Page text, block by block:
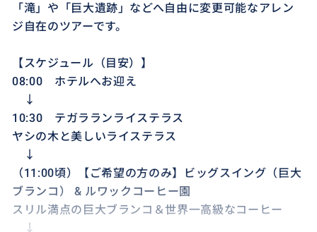
「滝」や「巨大遺跡」などへ自由に変更可能なアレン
ジ自在のツアーです。
【スケジュール（目安）】
08:00 ホテルへお迎え
↓
10:30 テガラランライステラス
ヤシの木と美しいライステラス
↓
（11:00頃）【ご希望の方のみ】ビッグスイング（巨大
ブランコ） & ルワックコーヒー園
スリル満点の巨大ブランコ＆世界一高級なコーヒー
↓